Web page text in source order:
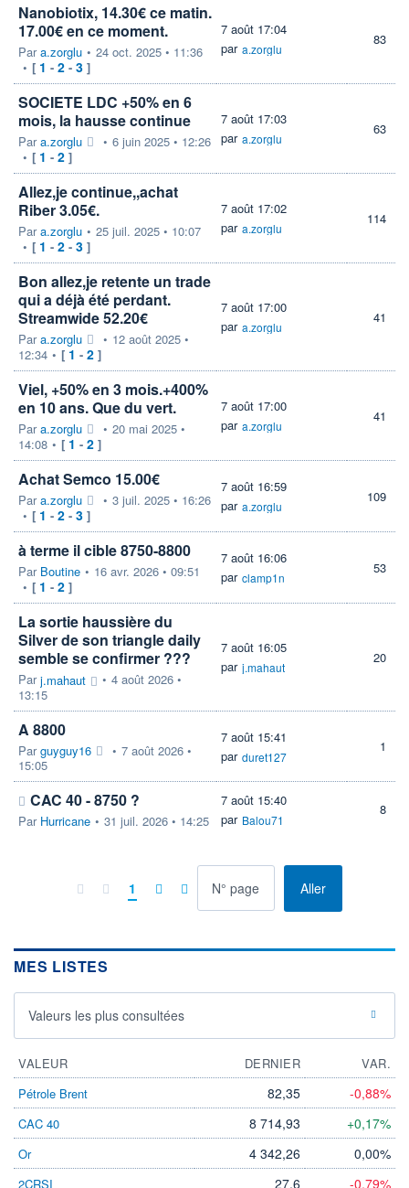
Nanobiotix, 14.30€ ce matin.
17.00€ en ce moment.
Para.zorglu • 24 oct. 2025 • 11:36
• [ 1 - 2 - 3 ]
7 août 17:04
par a.zorglu
83
SOCIETE LDC +50% en 6
mois, la hausse continue
Para.zorglu • 6 juin 2025 • 12:26
• [ 1 - 2 ]
7 août 17:03
par a.zorglu
63
Allez,je continue,,achat
Riber 3.05€.
Para.zorglu • 25 juil. 2025 • 10:07
• [ 1 - 2 - 3 ]
7 août 17:02
par a.zorglu
114
Bon allez,je retente un trade
qui a déjà été perdant.
Streamwide 52.20€
Para.zorglu • 12 août 2025 •
12:34 • [ 1 - 2 ]
7 août 17:00
par a.zorglu
41
Viel, +50% en 3 mois.+400%
en 10 ans. Que du vert.
Para.zorglu • 20 mai 2025 •
14:08 • [ 1 - 2 ]
7 août 17:00
par a.zorglu
41
Achat Semco 15.00€
Para.zorglu • 3 juil. 2025 • 16:26
• [ 1 - 2 - 3 ]
7 août 16:59
par a.zorglu
109
à terme il cible 8750-8800
Par Boutine • 16 avr. 2026 • 09:51
• [ 1 - 2 ]
7 août 16:06
par clamp1n
53
La sortie haussière du
Silver de son triangle daily
semble se confirmer ???
Parj.mahaut • 4 août 2026 •
13:15
7 août 16:05
par j.mahaut
20
A 8800
Parguyguy16 • 7 août 2026 •
15:05
7 août 15:41
par duret127
1
CAC 40 - 8750 ?
Par Hurricane • 31 juil. 2026 • 14:25
7 août 15:40
par Balou71
8
1 Allerà la page
MES LISTES
Valeurs les plus consultées
VALEUR DERNIER
VAR.
Pétrole Brent
82,35 -0,88%
CAC 40 8 714,93 +0,17%
Or 4 342,26 0,00%
2CRSI 27,6 -0,79%